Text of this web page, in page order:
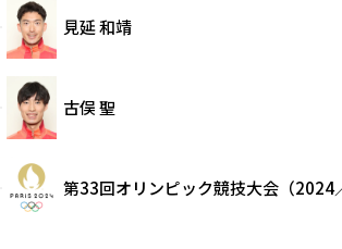
見延 和靖
古俣 聖
第33回オリンピック競技大会（2024